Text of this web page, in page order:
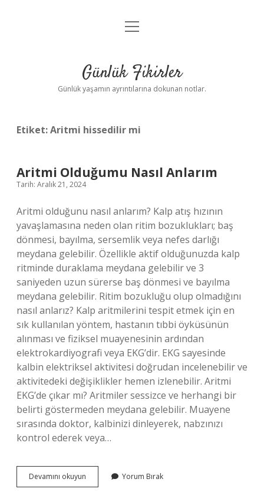
Anasayfa
Yasal Uyarı
menüyü
Günlük Fikirler
Günlük yaşamın ayrıntılarına dokunan notlar.
Etiket:Aritmi hissedilir mi
Aritmi Olduğumu Nasıl Anlarım
Tarih: Aralık 21, 2024
Aritmi olduğunu nasıl anlarım? Kalp atış hızının
yavaşlamasına neden olan ritim bozuklukları; baş
dönmesi, bayılma, sersemlik veya nefes darlığı
meydana gelebilir. Özellikle aktif olduğunuzda kalp
ritminde duraklama meydana gelebilir ve 3
saniyeden uzun sürerse baş dönmesi ve bayılma
meydana gelebilir. Ritim bozukluğu olup olmadığını
nasıl anlarız? Kalp aritmilerini tespit etmek için en
sık kullanılan yöntem, hastanın tıbbi öyküsünün
alınması ve fiziksel muayenesinin ardından
elektrokardiyografi veya EKG’dir. EKG sayesinde
kalbin elektriksel aktivitesi doğrudan incelenebilir ve
aktivitedeki değişiklikler hemen izlenebilir. Aritmi
EKG’de çıkar mı? Aritmiler sessizce ve herhangi bir
belirti göstermeden meydana gelebilir. Muayene
sırasında doktor, kalbinizi dinleyerek, nabzınızı
kontrol ederek veya…
Devamını okuyun
Olduğumu
Yorum Bırak